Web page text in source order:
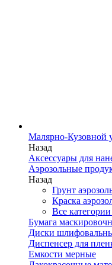
Малярно-Кузовной
Назад
Аксессуары для
Аэрозольные
Назад
Грунт
Краска
Все
Бумага
Диски
Диспенсер для
Емкости мерные